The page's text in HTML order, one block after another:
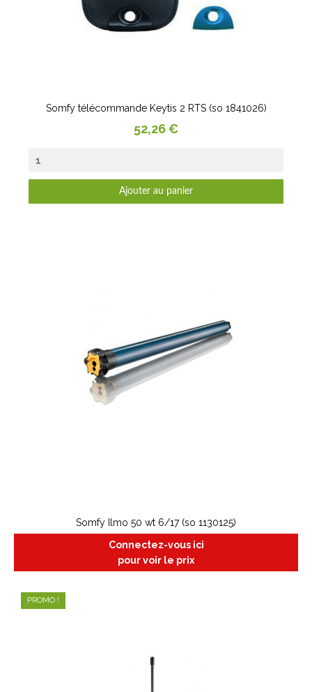
Somfy télécommande Keytis 2 RTS (so 1841026)
Prix
52,26 €
Ajouter au panier
Somfy Ilmo 50 wt 6/17 (so 1130125)
Connectez-vous ici
pour voir le prix
PROMO !